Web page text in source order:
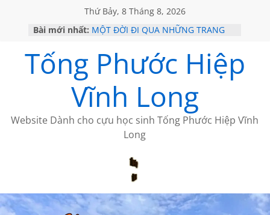
Thứ Bảy, 8 Tháng 8, 2026
Bài mới nhất: MỘT ĐỜI ĐI QUA NHỮNG TRANG
KHÔNG ĐỀ 19 CỦA THÁI LÃO
CHÙM THƠ CỦA BÍCH HÀ
GIÃ TỪ ĐÀ LẠT của ANTH ĐOÀN
HỌC SỬ HỒI XƯA
Tống Phước Hiệp
Vĩnh Long
Website Dành cho cựu học sinh Tống Phước Hiệp Vĩnh
Long